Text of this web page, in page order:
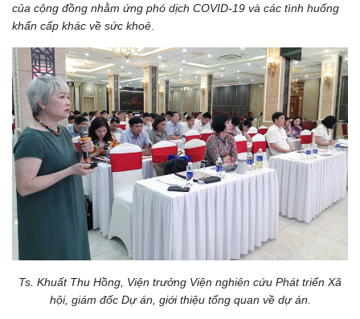
của cộng đồng nhằm ứng phó dịch COVID-19 và các tình huống
khẩn cấp khác về sức khoẻ
Ts. Khuất Thu Hồng, Viện trưởng Viện nghiên cứu Phát triển Xã
hội, giám đốc Dự án, giới thiệu tổng quan về dự án.